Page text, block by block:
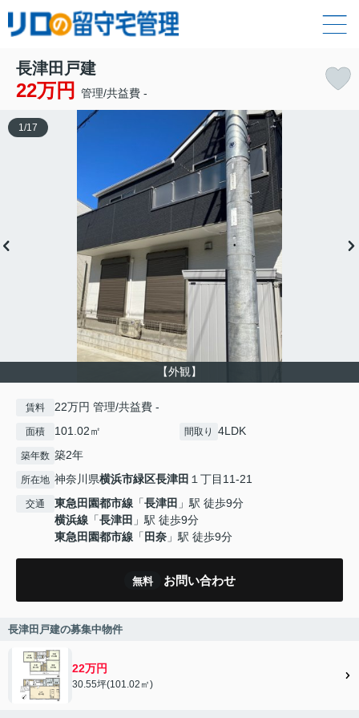
長津田戸建
22万円 管理/共益費 -
【外観】
1 /17
賃料 22万円 管理/共益費 -
面積 101.02㎡ 間取り 4LDK
築年数 築2年
所在地 神奈川県横浜市緑区長津田 １丁目11-21
交通 東急田園都市線 「長津田 」駅 徒歩9分
横浜線 「長津田 」駅 徒歩9分
東急田園都市線 「 田奈 」駅 徒歩9分
無料 お問い合わせ
長津田戸建の募集中物件
22万円
30.55坪(101.02㎡)